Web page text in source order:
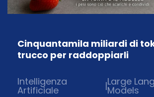
Cinquantamila miliardi di
trucco per raddoppiarli
Intelligenza
Artificiale |Large
Models